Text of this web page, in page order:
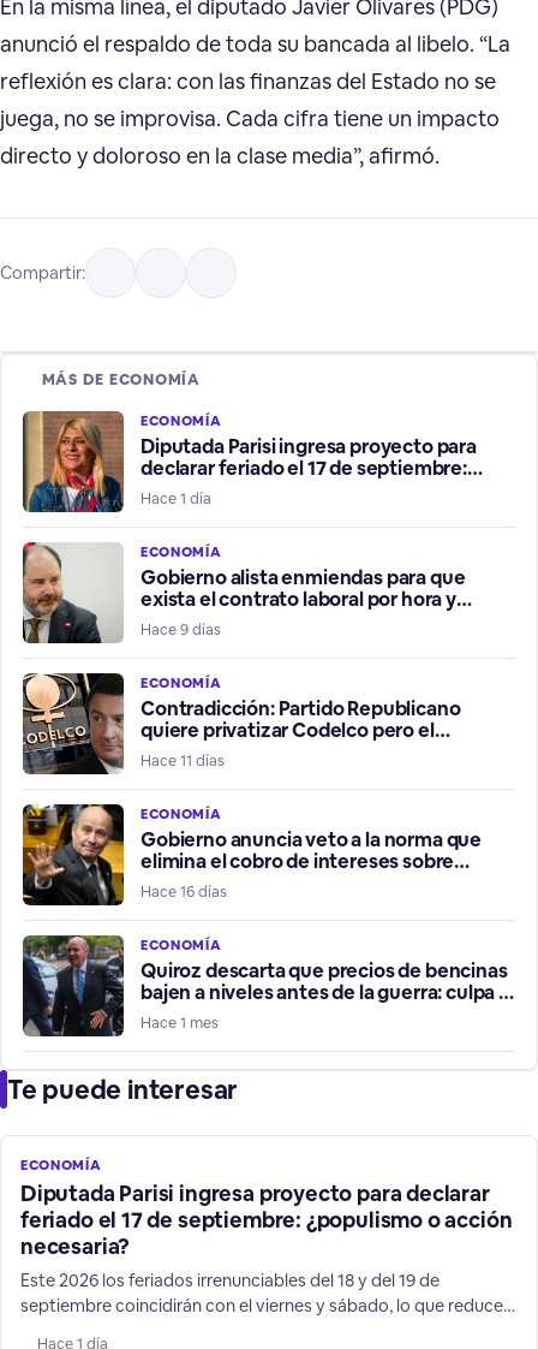
En la misma línea, el diputado Javier Olivares (PDG)
anunció el respaldo de toda su bancada al libelo. “La
reflexión es clara: con las finanzas del Estado no se
juega, no se improvisa. Cada cifra tiene un impacto
directo y doloroso en la clase media”, afirmó.
Compartir:
MÁS DE ECONOMÍA
ECONOMÍA
Diputada Parisi ingresa proyecto para
declarar feriado el 17 de septiembre:
¿populismo o acción necesaria?
Hace 1 día
ECONOMÍA
Gobierno alista enmiendas para que
exista el contrato laboral por hora y
afirma que no es part time
Hace 9 días
ECONOMÍA
Contradicción: Partido Republicano
quiere privatizar Codelco pero el
Gobierno lo descarta
Hace 11 días
ECONOMÍA
Gobierno anuncia veto a la norma que
elimina el cobro de intereses sobre
intereses
Hace 16 días
ECONOMÍA
Quiroz descarta que precios de bencinas
bajen a niveles antes de la guerra: culpa a
refinerías
Hace 1 mes
Te puede interesar
ECONOMÍA
Diputada Parisi ingresa proyecto para declarar
feriado el 17 de septiembre: ¿populismo o acción
necesaria?
Este 2026 los feriados irrenunciables del 18 y del 19 de
septiembre coincidirán con el viernes y sábado, lo que reduce
Hace 1 día